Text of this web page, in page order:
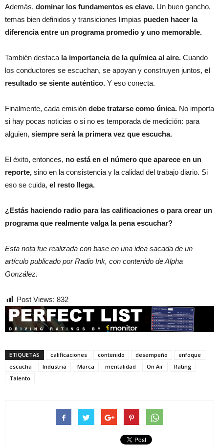
Además, dominar los fundamentos es clave. Un buen gancho,
temas bien definidos y transiciones limpias pueden hacer la
diferencia entre un programa promedio y uno memorable.
También destaca la importancia de la química al aire. Cuando
los conductores se escuchan, se apoyan y construyen juntos, el
resultado se siente auténtico. Y eso conecta.
Finalmente, cada emisión debe tratarse como única. No importa
si hay pocas noticias o si no es temporada de medición: para
alguien, siempre será la primera vez que escucha.
El éxito, entonces, no está en el número que aparece en un
reporte, sino en la consistencia y la calidad del trabajo diario. Si
eso se cuida, el resto llega.
¿Estás haciendo radio para las calificaciones o para crear un
programa que realmente valga la pena escuchar?
Esta nota fue realizada con base en una idea sacada de un
artículo publicado por Radio Ink, con contenido de Alpha
González.
Post Views: 832
ETIQUETAS calificaciones contenido desempeño
enfoque
escucha
Industria Marca mentalidad On Air
Rating
Talento